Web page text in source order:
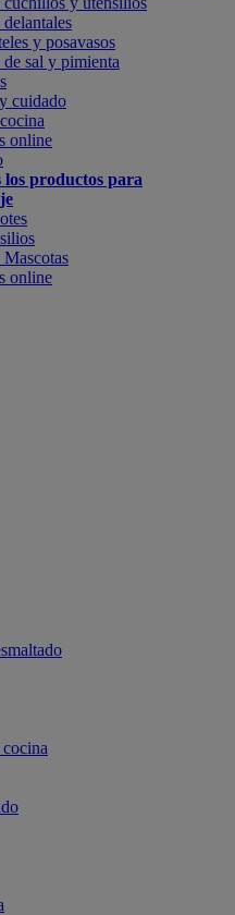
y posavasos
sal y pimienta
cuidado
online
los productos para
online